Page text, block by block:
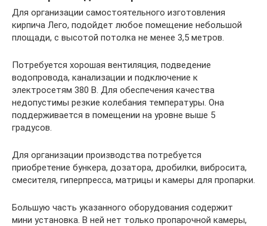
Для организации самостоятельного изготовления
кирпича Лего, подойдет любое помещение небольшой
площади, с высотой потолка не менее 3,5 метров.
Потребуется хорошая вентиляция, подведение
водопровода, канализации и подключение к
электросетям 380 В. Для обеспечения качества
недопустимы резкие колебания температуры. Она
поддерживается в помещении на уровне выше 5
градусов.
Для организации производства потребуется
приобретение бункера, дозатора, дробилки, вибросита,
смесителя, гиперпресса, матрицы и камеры для пропарки.
Большую часть указанного оборудования содержит
мини установка. В ней нет только пропарочной камеры,